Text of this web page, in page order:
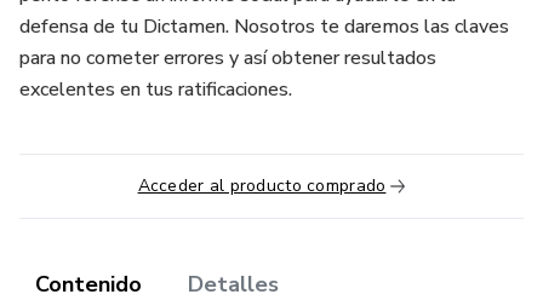
defensa de tu Dictamen. Nosotros te daremos las claves
para no cometer errores y así obtener resultados
excelentes en tus ratificaciones.
Acceder al producto comprado
Contenido Detalles